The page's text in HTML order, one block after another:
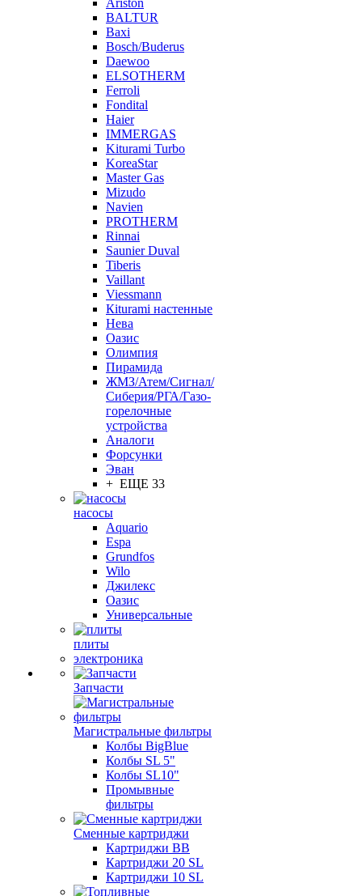
Ariston
BALTUR
Baxi
Bosch/Buderus
Daewoo
ELSOTHERM
Ferroli
Fondital
Haier
IMMERGAS
Kiturami Turbo
KoreaStar
Master Gas
Mizudo
Navien
PROTHERM
Rinnai
Saunier Duval
Tiberis
Vaillant
Viessmann
Кiturami настенные
Нева
Оазис
Олимпия
Пирамида
ЖМЗ/Атем/Сигнал/
Сиберия/РГА/Газо-
горелочные
устройства
Aналоги
Форсунки
Эван
+ ЕЩЕ 33
насосы
Aquario
Espa
Grundfos
Wilo
Джилекс
Оазис
Универсальные
плиты
электроника
Запчасти
Магистральные фильтры
Колбы BigBlue
Колбы SL 5"
Колбы SL10"
Промывные
фильтры
Сменные картриджи
Картриджи BB
Картриджи 20 SL
Картриджи 10 SL